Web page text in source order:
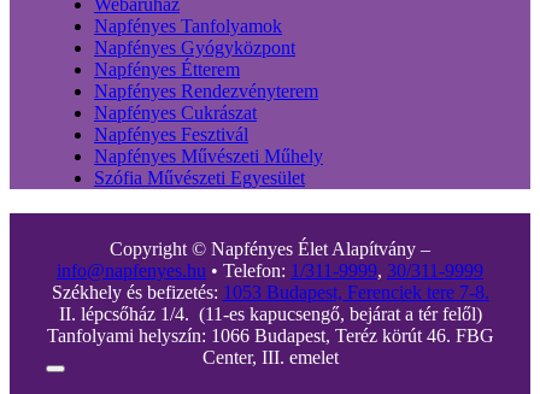
Webáruház
Napfényes Tanfolyamok
Napfényes Gyógyközpont
Napfényes Étterem
Napfényes Rendezvényterem
Napfényes Cukrászat
Napfényes Fesztivál
Napfényes Művészeti Műhely
Szófia Művészeti Egyesület
Copyright © Napfényes Élet Alapítvány –
info@napfenyes.hu • Telefon: 1/311-9999, 30/311-9999
Székhely és befizetés: 1053 Budapest, Ferenciek tere 7-8.
II. lépcsőház 1/4. (11-es kapucsengő, bejárat a tér felől)
Tanfolyami helyszín: 1066 Budapest, Teréz körút 46. FBG
Center, III. emelet
Toggle